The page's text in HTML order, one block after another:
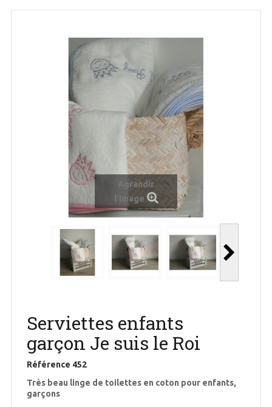
Agrandir
l'image
Serviettes enfants
garçon Je suis le Roi
Référence 452
Très beau linge de toilettes en coton pour enfants,
garçons